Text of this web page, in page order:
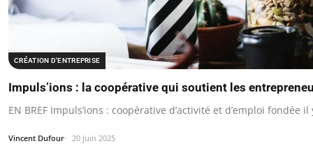
CRÉATION D'ENTREPRISE
Impuls’ions : la coopérative qui soutient les
EN BREF Impuls’ions : coopérative d’activité et d’emploi fondée il
Vincent Dufour 20 juin 2025